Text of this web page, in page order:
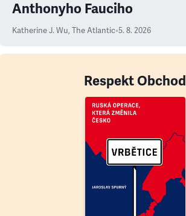
Anthonyho Fauciho
Katherine J. Wu, The Atlantic•5. 8. 2026
Respekt Obchod